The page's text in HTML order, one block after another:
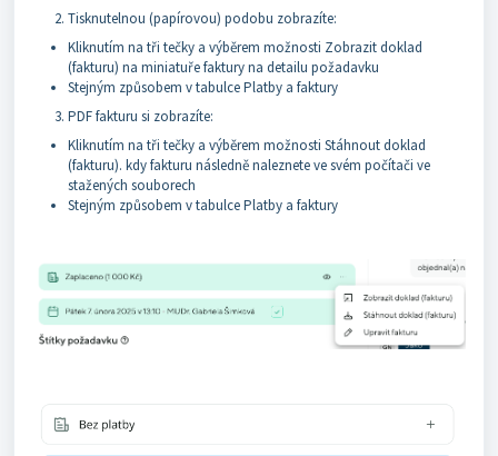
Tisknutelnou (papírovou) podobu zobrazíte:
Kliknutím na tři tečky a výběrem možnosti Zobrazit doklad
(fakturu) na miniatuře faktury na detailu požadavku
Stejným způsobem v tabulce Platby a faktury
PDF fakturu si zobrazíte:
Kliknutím na tři tečky a výběrem možnosti Stáhnout doklad
(fakturu). kdy fakturu následně naleznete ve svém počítači ve
stažených souborech
Stejným způsobem v tabulce Platby a faktury